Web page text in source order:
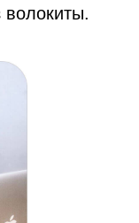
волокиты.